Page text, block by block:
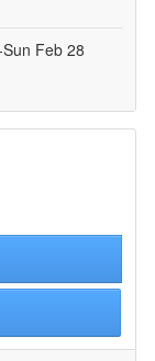
Feb 28